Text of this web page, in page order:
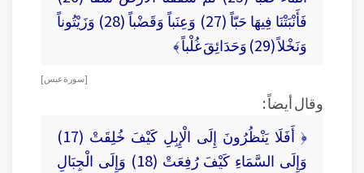
فَأَنْبَتْنَا فِيهَا حَبّاً (27) وَعِنَباً وَقَضْباً (28) وَزَيْتُوناً
وَنَخْلاً (29) وَحَدَائِقَ غُلْباً ﴾
[ سورة عبس ]
وقال أيضاً :
﴿ أَفَلَا يَنْظُرُونَ إِلَى الْإِبِلِ كَيْفَ خُلِقَتْ (17)
وَإِلَى السَّمَاءِ كَيْفَ رُفِعَتْ (18) وَإِلَى الْجِبَالِ